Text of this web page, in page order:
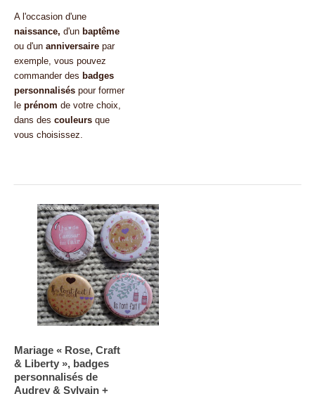
A l'occasion d'une
naissance, d'unbaptême
ou d'un anniversairepar
exemple, vous pouvez
commander des badges
personnaliséspour former
le prénom de votre choix,
dans des couleursque
vous choisissez.
Mariage « Rose, Craft
& Liberty », badges
personnalisés de
Audrey & Sylvain +